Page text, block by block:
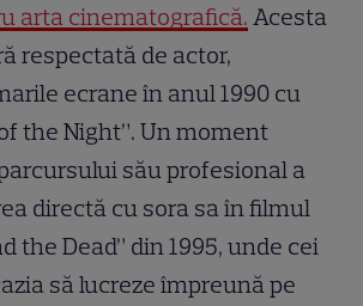
arta cinematografică. Acesta
respectată de actor,
ecrane în anul 1990 cu
the Night”. Un moment
său profesional a
directă cu sora sa în filmul
the Dead” din 1995, unde cei
să lucreze împreună pe